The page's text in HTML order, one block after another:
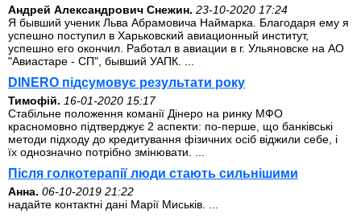
Андрей Александрович Снежин. 23-10-2020 17:24
Я бывший ученик Льва Абрамовича Наймарка. Благодаря ему я
успешно поступил в Харьковский авиационный институт,
успешно его окончил. Работал в авиации в г. Ульяновске на АО
"Авиастаре - СП", бывший УАПК. ...
DINERO підсумовує результати року
Тимофій. 16-01-2020 15:17
Стабільне положення команії Дінеро на ринку МФО
красномовно підтверджує 2 аспекти: по-перше, що банківські
методи підходу до кредитування фізичних осіб віджили себе, і
їх однозначно потрібно змінювати. ...
Після голкотерапії люди стають сильнішими
Анна. 06-10-2019 21:22
надайте контактні дані Марії Миськів. ...